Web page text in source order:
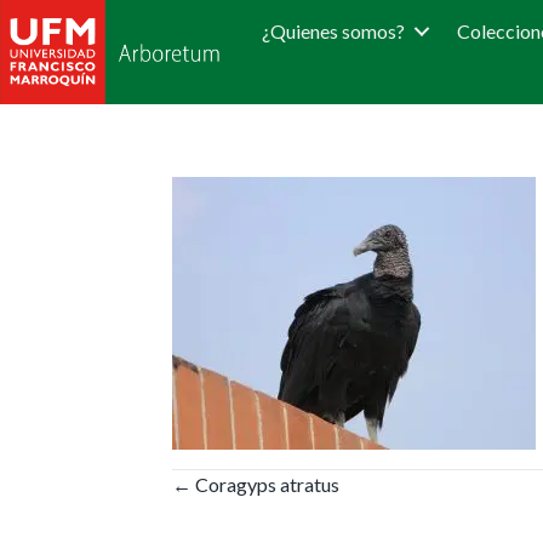
¿Quienes somos?
Posts
← Coragyps atratus